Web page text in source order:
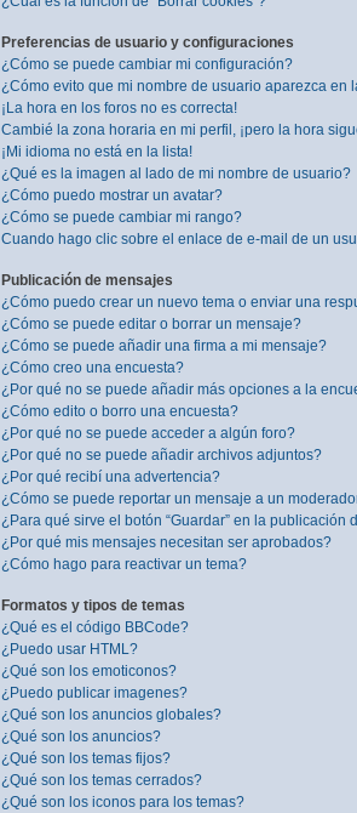
Preferencias de usuario y configuraciones
¿Cómo se puede cambiar mi configuración?
¿Cómo evito que mi nombre de usuario aparezca en
¡La hora en los foros no es correcta!
Cambié la zona horaria en mi perfil, ¡pero la hora
¡Mi idioma no está en la lista!
¿Qué es la imagen al lado de mi nombre de usuario?
¿Cómo puedo mostrar un avatar?
¿Cómo se puede cambiar mi rango?
Cuando hago clic sobre el enlace de e-mail de un
Publicación de mensajes
¿Cómo puedo crear un nuevo tema o enviar una
¿Cómo se puede editar o borrar un mensaje?
¿Cómo se puede añadir una firma a mi mensaje?
¿Cómo creo una encuesta?
¿Por qué no se puede añadir más opciones a la
¿Cómo edito o borro una encuesta?
¿Por qué no se puede acceder a algún foro?
¿Por qué no se puede añadir archivos adjuntos?
¿Por qué recibí una advertencia?
¿Cómo se puede reportar un mensaje a un
¿Para qué sirve el botón “Guardar” en la publicación
¿Por qué mis mensajes necesitan ser aprobados?
¿Cómo hago para reactivar un tema?
Formatos y tipos de temas
¿Qué es el código BBCode?
¿Puedo usar HTML?
¿Qué son los emoticonos?
¿Puedo publicar imagenes?
¿Qué son los anuncios globales?
¿Qué son los anuncios?
¿Qué son los temas fijos?
¿Qué son los temas cerrados?
¿Qué son los iconos para los temas?